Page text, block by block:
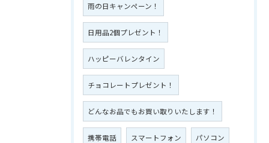
雨の日キャンペーン！
日用品2個プレゼント！
ハッピーバレンタイン
チョコレートプレゼント！
どんなお品でもお買い取りいたします！
携帯電話 スマートフォン パソコン